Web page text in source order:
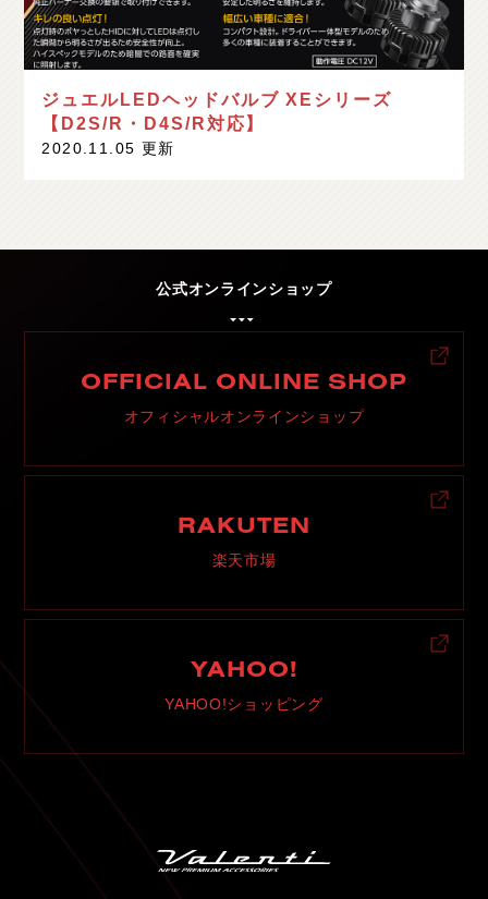
ジュエルLEDヘッドバルブ XEシリーズ
【D2S/R・D4S/R対応】
2020.11.05 更新
公式オンラインショップ
OFFICIAL ONLINE SHOP
オフィシャルオンラインショップ
RAKUTEN
楽天市場
YAHOO!
YAHOO!ショッピング